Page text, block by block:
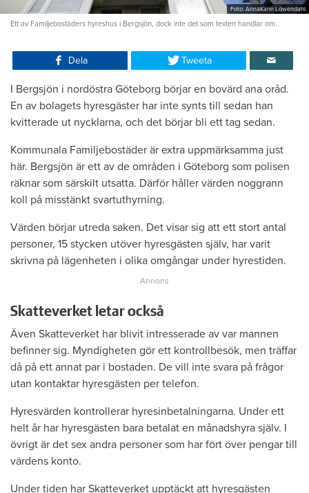
Foto: AnnaKarin Löwendahl
Ett av Familjebostäders hyreshus i Bergsjön, dock inte det som texten handlar om.
Dela Tweeta
I Bergsjön i nordöstra Göteborg börjar en bovärd ana oråd.
En av bolagets hyresgäster har inte synts till sedan han
kvitterade ut nycklarna, och det börjar bli ett tag sedan.
Kommunala Familjebostäder är extra uppmärksamma just
här. Bergsjön är ett av de områden i Göteborg som polisen
räknar som särskilt utsatta. Därför håller värden noggrann
koll på misstänkt svartuthyrning.
Värden börjar utreda saken. Det visar sig att ett stort antal
personer, 15 stycken utöver hyresgästen själv, har varit
skrivna på lägenheten i olika omgångar under hyrestiden.
Skatteverket letar också
Även Skatteverket har blivit intresserade av var mannen
befinner sig. Myndigheten gör ett kontrollbesök, men träffar
då på ett annat par i bostaden. De vill inte svara på frågor
utan kontaktar hyresgästen per telefon.
Hyresvärden kontrollerar hyresinbetalningarna. Under ett
helt år har hyresgästen bara betalat en månadshyra själv. I
övrigt är det sex andra personer som har fört över pengar till
värdens konto.
Under tiden har Skatteverket upptäckt att hyresgästen